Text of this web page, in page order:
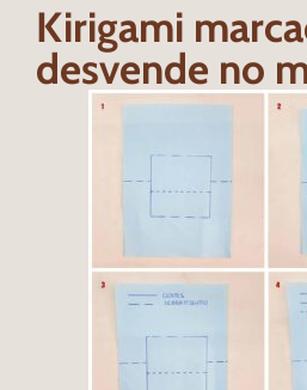
Kirigami
desvende no